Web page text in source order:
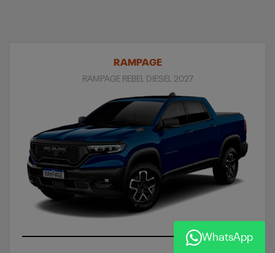
RAMPAGE
RAMPAGE REBEL DIESEL 2027
WhatsApp